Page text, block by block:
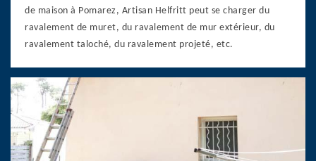
de maison à Pomarez, Artisan Helfritt peut se charger du
ravalement de muret, du ravalement de mur extérieur, du
ravalement taloché, du ravalement projeté, etc.